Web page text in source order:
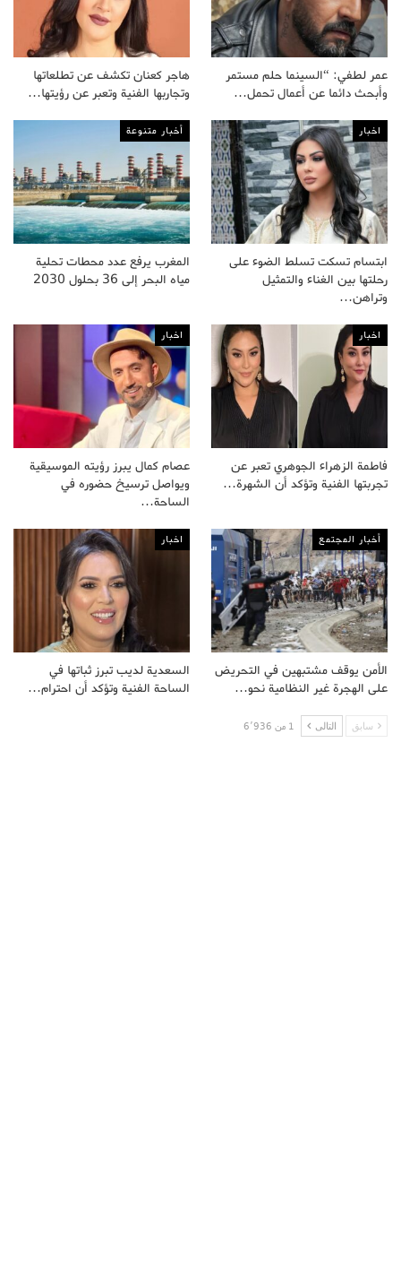
عمر لطفي: “السينما حلم مستمر
وأبحث دائما عن أعمال تحمل…
هاجر كعنان تكشف عن تطلعاتها
وتجاربها الفنية وتعبر عن رؤيتها…
اخبار
ابتسام تسكت تسلط الضوء على
رحلتها بين الغناء والتمثيل
وتراهن…
أخبار متنوعة
المغرب يرفع عدد محطات تحلية
مياه البحر إلى 36 بحلول 2030
اخبار
فاطمة الزهراء الجوهري تعبر عن
تجربتها الفنية وتؤكد أن الشهرة…
اخبار
عصام كمال يبرز رؤيته الموسيقية
ويواصل ترسيخ حضوره في
الساحة…
أخبار المجتمع
الأمن يوقف مشتبهين في التحريض
على الهجرة غير النظامية نحو…
اخبار
السعدية لديب تبرز ثباتها في
الساحة الفنية وتؤكد أن احترام…
سابق التالى 1 من 6٬936